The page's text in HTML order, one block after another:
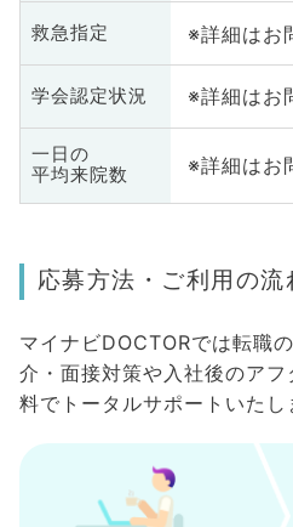
救急指定 ※詳細はお
学会認定状況 ※詳細はお
一日の
平均来院数
※詳細はお
応募方法・ご利用の流
マイナビDOCTORでは転職
介・面接対策や入社後のア
料でトータルサポートいたし